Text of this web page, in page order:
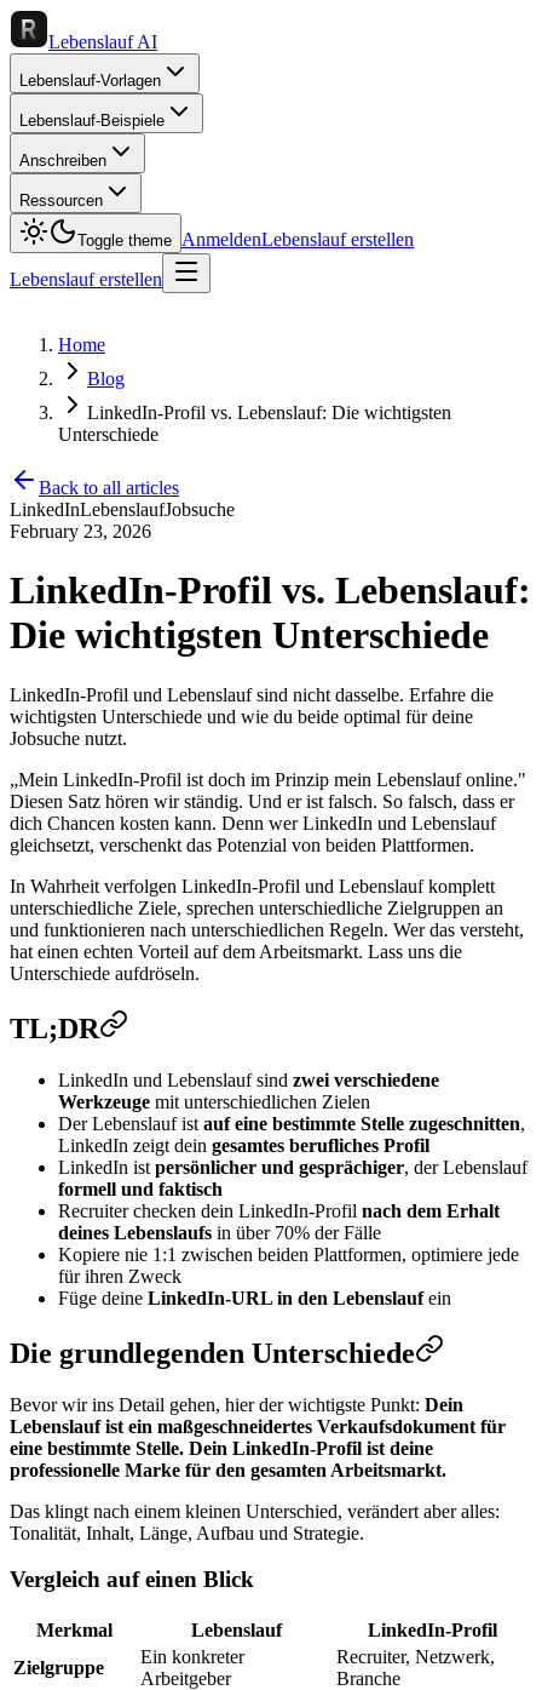
Lebenslauf AI
Lebenslauf-Vorlagen
Lebenslauf-Beispiele
Anschreiben
Ressourcen
Toggle theme AnmeldenLebenslauf erstellen
Lebenslauf erstellen
Home
Blog
LinkedIn-Profil vs. Lebenslauf: Die wichtigsten
Unterschiede
Back to all articles
LinkedInLebenslaufJobsuche
February 23, 2026
LinkedIn-Profil vs. Lebenslauf:
Die wichtigsten Unterschiede
LinkedIn-Profil und Lebenslauf sind nicht dasselbe. Erfahre die
wichtigsten Unterschiede und wie du beide optimal für deine
Jobsuche nutzt.
„Mein LinkedIn-Profil ist doch im Prinzip mein Lebenslauf online."
Diesen Satz hören wir ständig. Und er ist falsch. So falsch, dass er
dich Chancen kosten kann. Denn wer LinkedIn und Lebenslauf
gleichsetzt, verschenkt das Potenzial von beiden Plattformen.
In Wahrheit verfolgen LinkedIn-Profil und Lebenslauf komplett
unterschiedliche Ziele, sprechen unterschiedliche Zielgruppen an
und funktionieren nach unterschiedlichen Regeln. Wer das versteht,
hat einen echten Vorteil auf dem Arbeitsmarkt. Lass uns die
Unterschiede aufdröseln.
TL;DR
LinkedIn und Lebenslauf sind zwei verschiedene
Werkzeuge mit unterschiedlichen Zielen
Der Lebenslauf ist auf eine bestimmte Stelle zugeschnitten,
LinkedIn zeigt dein gesamtes berufliches Profil
LinkedIn ist persönlicher und gesprächiger, der Lebenslauf
formell und faktisch
Recruiter checken dein LinkedIn-Profil nach dem Erhalt
deines Lebenslaufs in über 70% der Fälle
Kopiere nie 1:1 zwischen beiden Plattformen, optimiere jede
für ihren Zweck
Füge deine LinkedIn-URL in den Lebenslaufein
Die grundlegenden Unterschiede
Bevor wir ins Detail gehen, hier der wichtigste Punkt: Dein
Lebenslauf ist ein maßgeschneidertes Verkaufsdokument für
eine bestimmte Stelle. Dein LinkedIn-Profil ist deine
professionelle Marke für den gesamten Arbeitsmarkt.
Das klingt nach einem kleinen Unterschied, verändert aber alles:
Tonalität, Inhalt, Länge, Aufbau und Strategie.
Vergleich auf einen Blick
Merkmal Lebenslauf
LinkedIn-Profil
Zielgruppe
Ein konkreter
Arbeitgeber
Recruiter, Netzwerk,
Branche